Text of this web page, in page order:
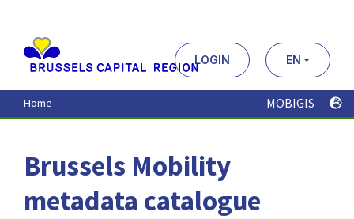
contenu
principal
LOGIN EN
Home MOBIGIS
Brussels Mobility
metadata catalogue